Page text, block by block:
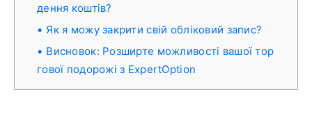
дення коштів?
Як я можу закрити свій обліковий запис?
Висновок: Розширте можливості вашої тор
гової подорожі з ExpertOption